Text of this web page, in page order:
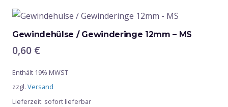
Gewindehülse / Gewinderinge 12mm – MS
0,60 €
Enthält 19% MWST
zzgl. Versand
Lieferzeit: sofort lieferbar